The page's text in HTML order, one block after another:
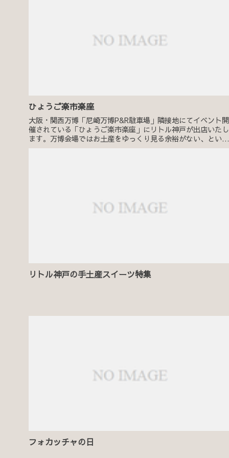
ひょうご楽市楽座
大阪・関西万博「尼崎万博P&R駐車場」隣接地にてイベント開
催されている「ひょうご楽市楽座」にリトル神戸が出店いたし
ます。万博会場ではお土産をゆっくり見る余裕がない、という
お声も聞きますので、ぜひお立ち寄りくださいませ。 ひょう
リトル神戸の手土産スイーツ特集
フォカッチャの日